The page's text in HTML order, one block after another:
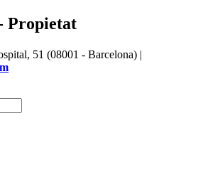
Propietat
51 (08001 - Barcelona) |